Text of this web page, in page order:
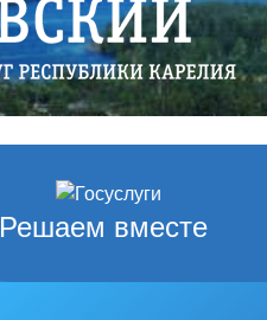
Решаем вместе